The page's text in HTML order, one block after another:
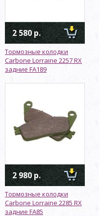
2 580 р.
Тормозные колодки
Carbone Lorraine 2257 RX
задние FA189
2 980 р.
Тормозные колодки
Carbone Lorraine 2285 RX
задние FA85